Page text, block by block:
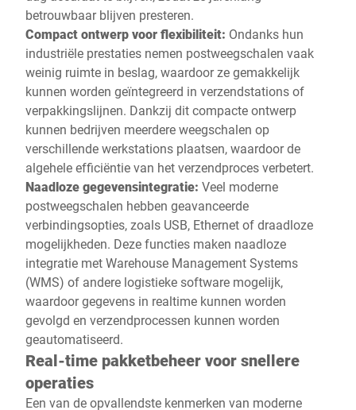
betrouwbaar blijven presteren.
Compact ontwerp voor flexibiliteit: Ondanks hun
industriële prestaties nemen postweegschalen vaak
weinig ruimte in beslag, waardoor ze gemakkelijk
kunnen worden geïntegreerd in verzendstations of
verpakkingslijnen. Dankzij dit compacte ontwerp
kunnen bedrijven meerdere weegschalen op
verschillende werkstations plaatsen, waardoor de
algehele efficiëntie van het verzendproces verbetert.
Naadloze gegevensintegratie: Veel moderne
postweegschalen hebben geavanceerde
verbindingsopties, zoals USB, Ethernet of draadloze
mogelijkheden. Deze functies maken naadloze
integratie met Warehouse Management Systems
(WMS) of andere logistieke software mogelijk,
waardoor gegevens in realtime kunnen worden
gevolgd en verzendprocessen kunnen worden
geautomatiseerd.
Real-time pakketbeheer voor snellere
operaties
Een van de opvallendste kenmerken van moderne